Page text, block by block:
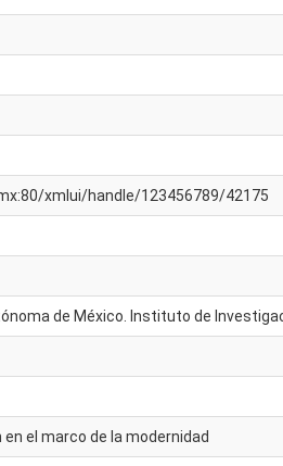
xmlui/handle/123456789/42175
de México. Instituto de
el marco de la modernidad